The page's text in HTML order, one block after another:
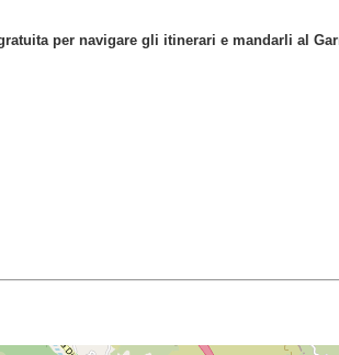
per navigare gli itinerari e mandarli al